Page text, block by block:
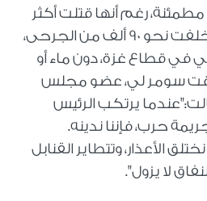
رغم أنها قتلت أكثر
من 39 ألف فلسطينيًا، وخلفت نحو 90 ألف من الجرحى،
في قطاع غزة، دون ماء أو
سومر لي، عضو مجلس
يرتكب الرئيس
حرب، فإننا ندينه.
الأعذار، وتتطاير القنابل
لا يزول".